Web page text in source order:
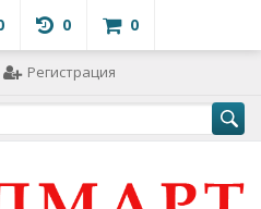
0 0
Регистрация